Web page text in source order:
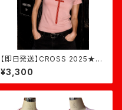
【即日発送】CROSS 2025★ダ
スティピンク×バーガンディ
¥3,300